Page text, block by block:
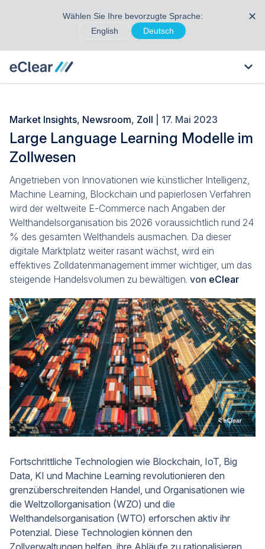
Wählen Sie Ihre bevorzugte Sprache:
English
Deutsch
✕
Market Insights, Newsroom, Zoll | 17. Mai 2023
Large Language Learning Modelle im
Zollwesen
Angetrieben von Innovationen wie künstlicher Intelligenz,
Machine Learning, Blockchain und papierlosen Verfahren
wird der weltweite E-Commerce nach Angaben der
Welthandelsorganisation bis 2026 voraussichtlich rund 24
% des gesamten Welthandels ausmachen. Da dieser
digitale Marktplatz weiter rasant wächst, wird ein
effektives Zolldatenmanagement immer wichtiger, um das
steigende Handelsvolumen zu bewältigen. von eClear
Fortschrittliche Technologien wie Blockchain, IoT, Big
Data, KI und Machine Learning revolutionieren den
grenzüberschreitenden Handel, und Organisationen wie
die Weltzollorganisation (WZO) und die
Welthandelsorganisation (WTO) erforschen aktiv ihr
Potenzial. Diese Technologien können den
Zollverwaltungen helfen, ihre Abläufe zu rationalisieren